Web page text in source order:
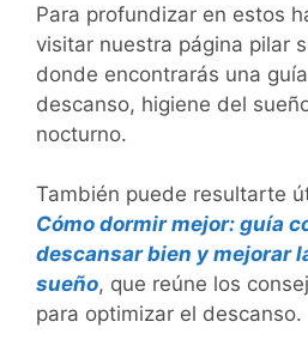
Para profundizar en estos
visitar nuestra página pilar
donde encontrarás una
descanso, higiene del
nocturno.
También puede resultarte
Cómo dormir mejor: guía
descansar bien y mejorar
sueño, que reúne los
para optimizar el descanso.